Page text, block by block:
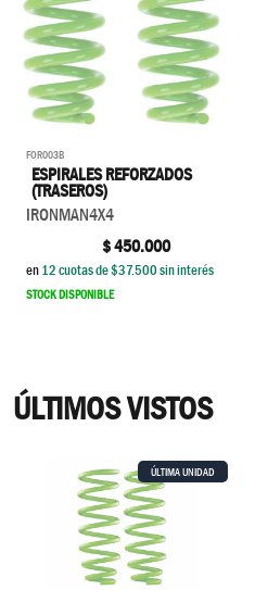
FOR003B
ESPIRALES REFORZADOS
(TRASEROS)
IRONMAN4X4
$450.000
en12cuotas de $37.500sin interés
STOCK DISPONIBLE
ÚLTIMOS VISTOS
ÚLTIMA UNIDAD